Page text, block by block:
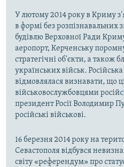
У лютому 2014 року в Криму
в формі без розпізнавальних
будівлю Верховної Ради
аеропорт, Керченську
стратегічні об'єкти, а також
українських військ.
відмовлялася визнавати, що
військовослужбовцями
президент Росії Володимир
російські військові.
16 березня 2014 року на
Севастополя відбувся
світу «референдум» про